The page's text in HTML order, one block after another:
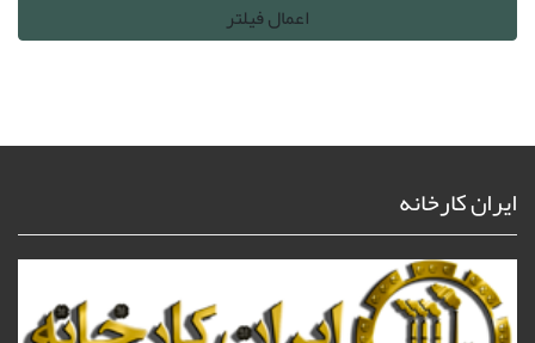
ایران کارخانه